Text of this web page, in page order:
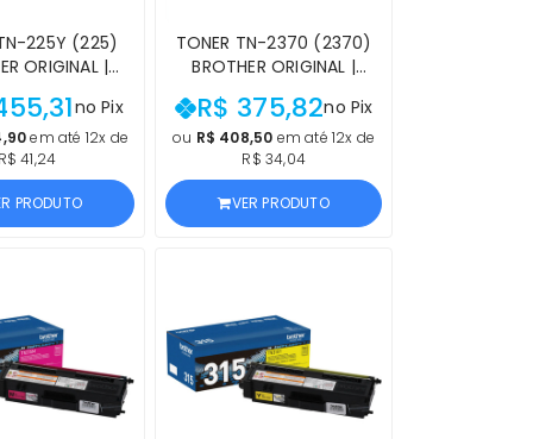
225Y (225)
ORIGINAL |
3170CDW, HL-
AMARELO |
OFICIAL
COM NF E
no Pix
em até 12x de
R$ 41,24
PRODUTO
TONER TN-2370 (2370)
BROTHER ORIGINAL |
L2700D, DCP-L2540DW,
L2520DW, L2360DW, HL-
L2320D PRETO | LACRADO
C/ NF E GARANTIA
R$ 375,82no Pix
ou R$ 408,50 em até 12x de
R$ 34,04
VER PRODUTO